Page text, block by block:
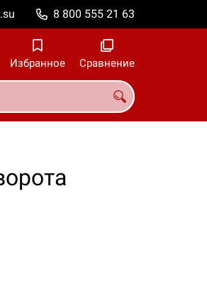
8 800 555 21 63
Избранное Сравнение